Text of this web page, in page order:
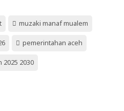
muzaki manaf mualem
pemerintahan aceh
2025 2030